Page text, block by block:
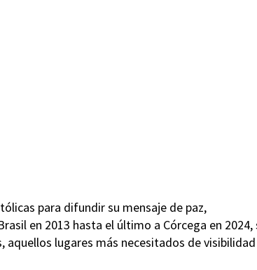
para difundir su mensaje de paz,
en 2013 hasta el último a Córcega en 2024,
lugares más necesitados de